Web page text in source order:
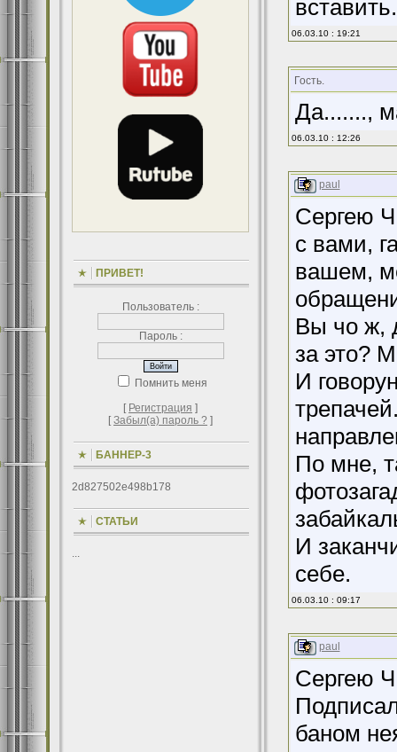
ПРИВЕТ!
Пользователь :
Пароль :
Помнить меня
[ Регистрация ]
[Забыл(а) пароль ? ]
БАННЕР-3
2d827502e498b178
СТАТЬИ
...
06.03.10 : 19:21
Гость.
Да.......,
06.03.10 : 12:26
paul
Сергею
с вами,
вашем,
Вы чо ж,
за это?
И
По мне,
И
себе.
06.03.10 : 09:17
paul
Сергею
баном